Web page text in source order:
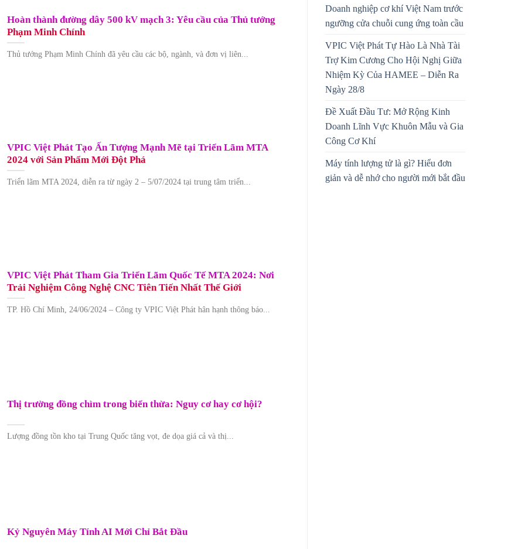
Hoàn thành đường dây 500 kV mạch 3: Yêu cầu của Thủ tướng
Phạm Minh Chính
Thủ tướng Phạm Minh Chính đã yêu cầu các bộ, ngành, và đơn vị liên...
VPIC Việt Phát Tạo Ấn Tượng Mạnh Mẽ tại Triển Lãm MTA
2024 với Sản Phẩm Mới Đột Phá
Triển lãm MTA 2024, diễn ra từ ngày 2 – 5/07/2024 tại trung tâm triển...
VPIC Việt Phát Tham Gia Triển Lãm Quốc Tế MTA 2024: Nơi
Trải Nghiệm Công Nghệ CNC Tiên Tiến Nhất Thế Giới
TP. Hồ Chí Minh, 24/06/2024 – Công ty VPIC Việt Phát hân hạnh thông báo...
Thị trường đồng chìm trong biển thừa: Nguy cơ hay cơ hội?
Lượng đồng tồn kho tại Trung Quốc tăng vọt, đe dọa giá cả và thị...
Kỷ Nguyên Máy Tính AI Mới Chỉ Bắt Đầu
Doanh nghiệp cơ khí Việt Nam trước
ngưỡng cửa chuỗi cung ứng toàn cầu
VPIC Việt Phát Tự Hào Là Nhà Tài
Trợ Kim Cương Cho Hội Nghị Giữa
Nhiệm Kỳ Của HAMEE – Diễn Ra
Ngày 28/8
Đề Xuất Đầu Tư: Mở Rộng Kinh
Doanh Lĩnh Vực Khuôn Mẫu và Gia
Công Cơ Khí
Máy tính lượng tử là gì? Hiểu đơn
giản và dễ nhớ cho người mới bắt đầu